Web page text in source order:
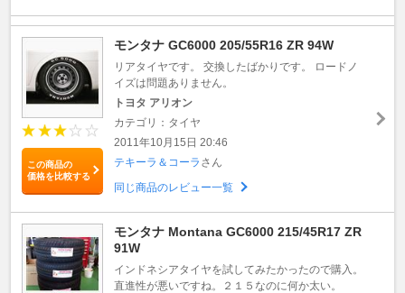
この商品の
価格を比較する
モンタナ GC6000 205/55R16 ZR 94W
リアタイヤです。 交換したばかりです。 ロードノ
イズは問題ありません。
トヨタ アリオン
カテゴリ：タイヤ
2011年10月15日 20:46
テキーラ＆コーラ さん
同じ商品のレビュー一覧
モンタナ Montana GC6000 215/45R17 ZR
91W
インドネシアタイヤを試してみたかったので購入。
直進性が悪いですね。２１５なのに何か太い。